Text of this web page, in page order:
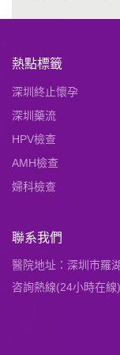
熱點標籤
深圳終止懷孕
深圳藥流
HPV檢查
AMH檢查
婦科檢查
聯系我們
醫院地址：深圳市羅
咨詢熱線(24小時在